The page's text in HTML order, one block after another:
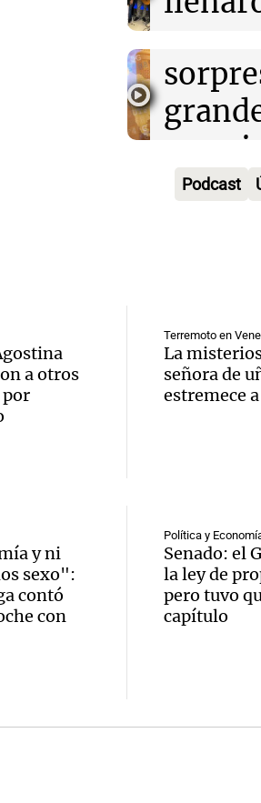
Episodios
Episodios
los
la
Juntos
Episodios
Audio.
de
en la
UBA
El dato
Episodios
Audio.
en
que
el
perros
Audio.
y Perú
Podcast
a otros
Terremoto en
La
señora de
estremece
y ni
sexo":
contó
con
Política y
Senado: el
la ley de
pero tuvo
capítulo